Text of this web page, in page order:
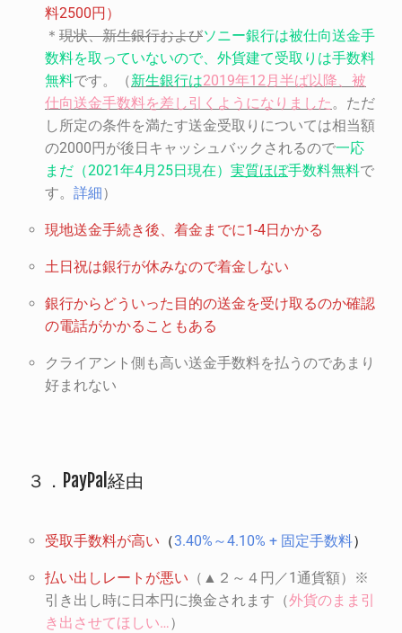
料2500円）
＊ 現状、新生銀行およびソニー銀行は被仕向送金手
数料を取っていないので、外貨建て受取りは手数料
無料です。（新生銀行は2019年12月半ば以降、被
仕向送金手数料を差し引くようになりました。ただ
し所定の条件を満たす送金受取りについては相当額
の2000円が後日キャッシュバックされるので一応
まだ（2021年4月25日現在） 実質ほぼ手数料無料で
す。 詳細）
現地送金手続き後、着金までに1-4日かかる
土日祝は銀行が休みなので着金しない
銀行からどういった目的の送金を受け取るのか確認
の電話がかかることもある
クライアント側も高い送金手数料を払うのであまり
好まれない
３．PayPal経由
受取手数料が高い （3.40%～4.10% + 固定手数料）
払い出しレートが悪い （▲２～４円／1通貨額）※
引き出し時に日本円に換金されます（外貨のまま引
き出させてほしい…）